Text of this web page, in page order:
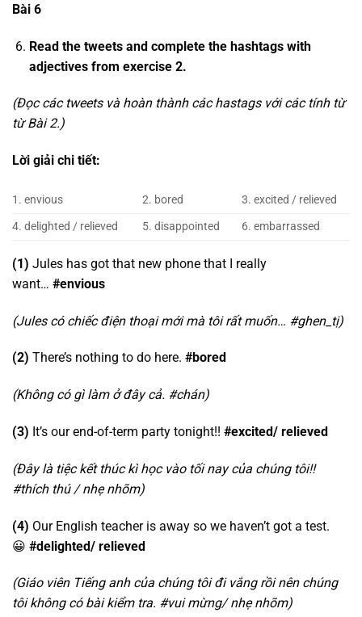
Bài 6
Read the tweets and complete the hashtags with
adjectives from exercise 2.
(Đọc các tweets và hoàn thành các hastags với các tính từ
từ Bài 2.)
Lời giải chi tiết:
1. envious 2. bored
3. excited / relieved
4. delighted / relieved
5. disappointed 6. embarrassed
(1) Jules has got that new phone that I really
want… #envious
(Jules có chiếc điện thoại mới mà tôi rất muốn… #ghen_tị)
(2) There’s nothing to do here. #bored
(Không có gì làm ở đây cả. #chán)
(3) It’s our end-of-term party tonight!! #excited/ relieved
(Đây là tiệc kết thúc kì học vào tối nay của chúng tôi!!
#thích thú / nhẹ nhõm)
(4) Our English teacher is away so we haven’t got a test.
😀 #delighted/ relieved
(Giáo viên Tiếng anh của chúng tôi đi vắng rồi nên chúng
tôi không có bài kiểm tra. #vui mừng/ nhẹ nhõm)